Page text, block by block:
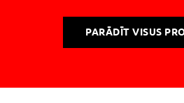
PARĀDĪT VISUS